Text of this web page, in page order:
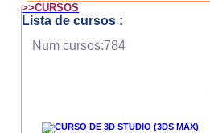
>>CURSOS
Lista de cursos :
Num cursos:784